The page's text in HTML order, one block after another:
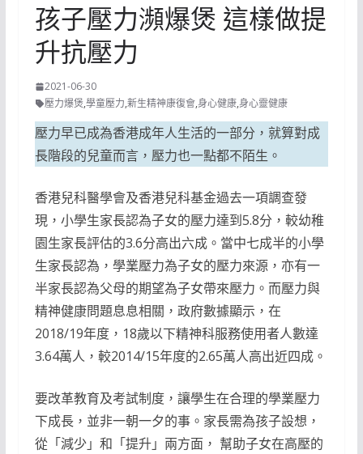
孩子壓力瀕爆煲 這樣做提
升抗壓力
2021-06-30
壓力爆煲,學童壓力,新生精神康復會,身心健康,身心靈健康
壓力早已成為香港成年人生活的一部分，就算對成
長階段的兒童而言，壓力也一點都不陌生。
香港兒科醫學會及香港兒科基金過去一項調查發
現，小學生家長認為子女的壓力達到5.8分，較幼稚
園生家長評估的3.6分高出六成。當中七成半的小學
生家長認為，學業壓力為子女的壓力來源，亦有一
半家長認為父母的期望為子女帶來壓力。而壓力與
精神健康問題息息相關，政府數據顯示，在
2018/19年度，18歲以下精神科服務使用者人數達
3.64萬人，較2014/15年度的2.65萬人高出近四成。
要改革教育及考試制度，讓學生在合理的學業壓力
下成長，並非一朝一夕的事。家長需為孩子設想，
從「減少」和「提升」兩方面， 幫助子女在高壓的